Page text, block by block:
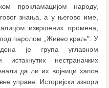
прокламацијом народу,
знања, а у његово име,
извршених промена,
паролом „Живео краљ". У
је група углавном
нестраначких
да ли их војници хапсе
управе. Историјски извори